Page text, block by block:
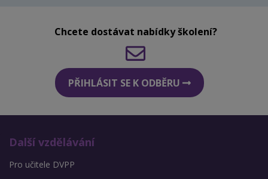
Chcete dostávat nabídky školení?
PŘIHLÁSIT SE K ODBĚRU
Další vzdělávání
Pro učitele DVPP